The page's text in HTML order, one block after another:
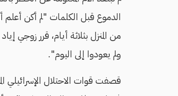
الدموع قبل الكلمات "لم أكن
من المنزل بثلاثة أيام، قرر زوجي
ولم يعودوا إلى اليوم".
قصفت قوات الاحتلال الإسرائيلي